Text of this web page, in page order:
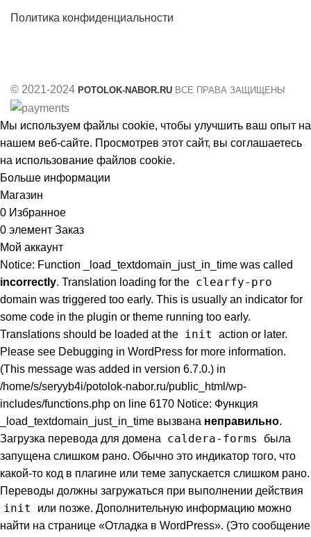
Политика конфиденциальности
© 2021-2024 POTOLOK-NABOR.RU ВСЕ ПРАВА ЗАЩИЩЕНЫ
Мы используем файлы cookie, чтобы улучшить ваш опыт на
нашем веб-сайте. Просмотрев этот сайт, вы соглашаетесь
на использование файлов cookie.
Больше информации
Магазин
0 Избранное
0 элемент Заказ
Мой аккаунт
Notice: Function _load_textdomain_just_in_time was called
incorrectly. Translation loading for the clearfy-pro
domain was triggered too early. This is usually an indicator for
some code in the plugin or theme running too early.
Translations should be loaded at the
init
action or later.
Please see Debugging in WordPress for more information.
(This message was added in version 6.7.0.) in
/home/s/seryyb4i/potolok-nabor.ru/public_html/wp-
includes/functions.php on line 6170 Notice: Функция
_load_textdomain_just_in_time вызвана неправильно.
Загрузка перевода для домена
caldera-forms
была
запущена слишком рано. Обычно это индикатор того, что
какой-то код в плагине или теме запускается слишком рано.
Переводы должны загружаться при выполнении действия
init
или позже. Дополнительную информацию можно
найти на странице «Отладка в WordPress». (Это сообщение